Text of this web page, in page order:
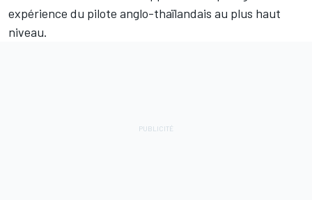
expérience du pilote anglo-thaïlandais au plus haut
niveau.